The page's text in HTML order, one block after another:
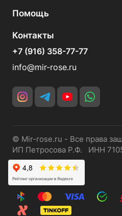
Помощь
Контакты
+7 (916) 358-77-77
info@mir-rose.ru
© Mir-rose.ru - Все права
ИП Петросова Р.Ф. ИНН